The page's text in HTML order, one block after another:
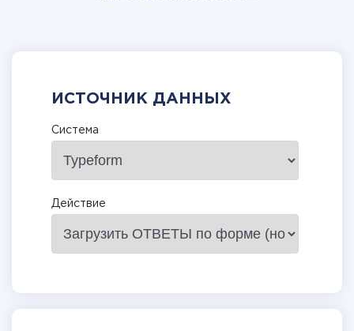
ИСТОЧНИК ДАННЫХ
Система
Действие